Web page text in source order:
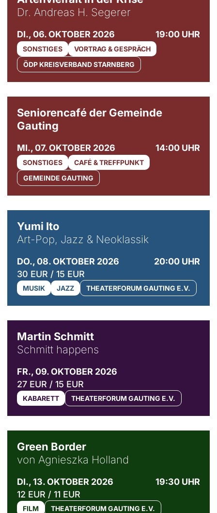
Dr. Andreas H. Segerer
DI., 06. OKTOBER 2026 19:00 UHR
SONSTIGES
VORTRAG & GESPRÄCH
ÖDP KREISVERBAND STARNBERG
Seniorencafé der Gemeinde
Gauting
MI., 07. OKTOBER 2026 14:00 UHR
SONSTIGES
CAFÉ & TREFFPUNKT
GEMEINDE GAUTING
Yumi Ito
Art-Pop, Jazz & Neoklassik
DO., 08. OKTOBER 2026
20:00 UHR
30 EUR / 15 EUR
MUSIK JAZZ THEATERFORUM GAUTING E.V.
Martin Schmitt
Schmitt happens
FR., 09. OKTOBER 2026
27 EUR / 15 EUR
KABARETT THEATERFORUM GAUTING E.V.
Green Border
von Agnieszka Holland
DI., 13. OKTOBER 2026
19:30 UHR
12 EUR / 11 EUR
FILM THEATERFORUM GAUTING E.V.